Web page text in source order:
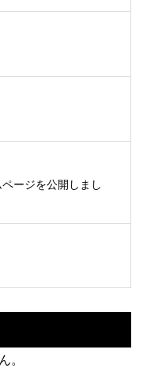
ージを公開しまし
。